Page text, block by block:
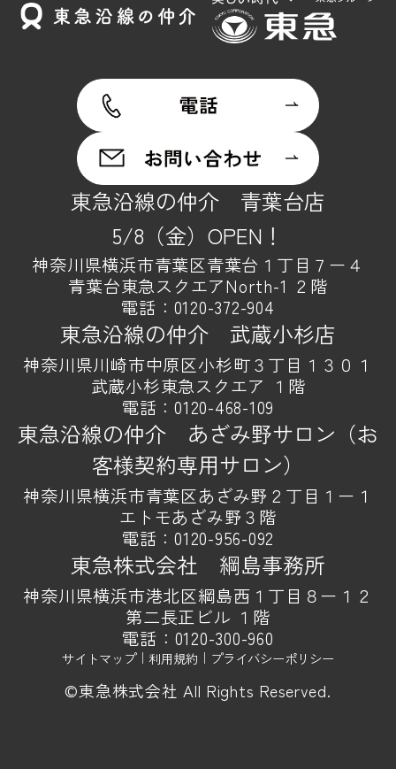
東急沿線の仲介 青葉台店
5/8（金）OPEN！
神奈川県横浜市青葉区青葉台１丁目７ー４
青葉台東急スクエアNorth-1 ２階
電話： 0120-372-904
東急沿線の仲介 武蔵小杉店
神奈川県川崎市中原区小杉町３丁目１３０１
武蔵小杉東急スクエア １階
電話：0120-468-109
東急沿線の仲介 あざみ野サロン（お
客様契約専用サロン）
神奈川県横浜市青葉区あざみ野２丁目１ー１
エトモあざみ野３階
電話：0120-956-092
東急株式会社 綱島事務所
神奈川県横浜市港北区綱島西１丁目８ー１２
第二長正ビル １階
電話： 0120-300-960
サイトマップ｜ 利用規約 ｜ プライバシーポリシー
©東急株式会社 All Rights Reserved.